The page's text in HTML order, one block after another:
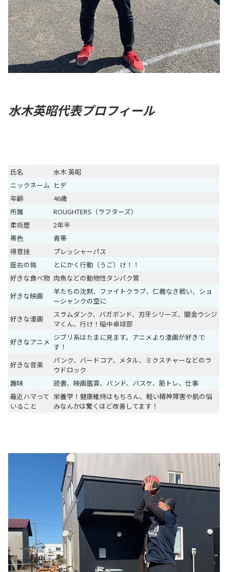
水木英昭代表プロフィール
氏名
水木 英昭
ニックネーム ヒデ
年齢
46歳
所属
ROUGHTERS（ラフターズ）
柔術歴
2年半
帯色
青帯
得意技
プレッシャーパス
座右の銘
とにかく行動（うご）け！！
好きな食べ物 肉魚などの動物性タンパク質
好きな映画
羊たちの沈黙、ファイトクラブ、仁義なき戦い、ショ
ーシャンクの空に
好きな漫画
スラムダンク、バガボンド、刃牙シリーズ、闇金ウシジ
マくん、行け！稲中卓球部
好きなアニメ ジブリ系はたまに見ます。アニメより漫画が好きで
す！
好きな音楽
パンク、バードコア、メタル、ミクスチャーなどのラ
ウドロック
趣味
読書、映画鑑賞、バンド、バスケ、筋トレ、仕事
最近ハマって
いること
栄養学！健康維持はもちろん、軽い精神障害や肌の悩
みなんかは驚くほど改善してます！